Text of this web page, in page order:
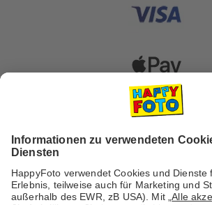
Versanddienstleister